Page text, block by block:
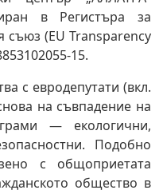
в Регистъра за
съюз (EU Transparency
15.
с евродепутати (вкл.
на съвпадение на
— екологични,
Подобно
с общоприетата
общество в